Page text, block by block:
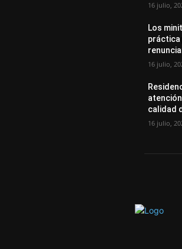
16 julio,
Los
práctica
16 julio,
calidad
16 julio,